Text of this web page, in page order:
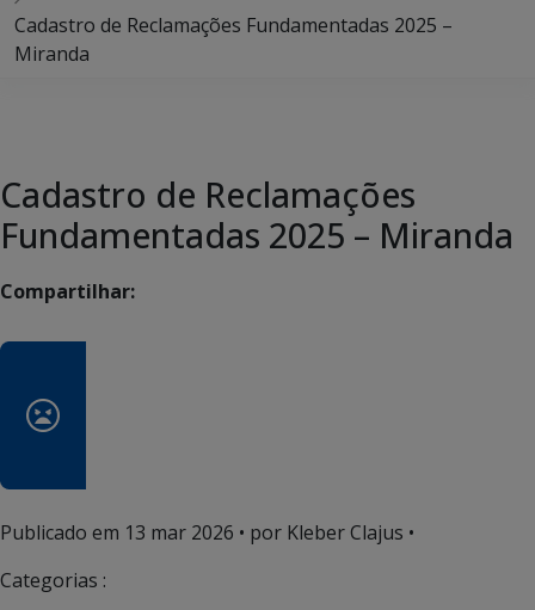
Cadastro de Reclamações Fundamentadas 2025 –
Miranda
Cadastro de Reclamações
Fundamentadas 2025 – Miranda
Compartilhar:
Publicado em 13 mar 2026 • por Kleber Clajus •
Categorias :